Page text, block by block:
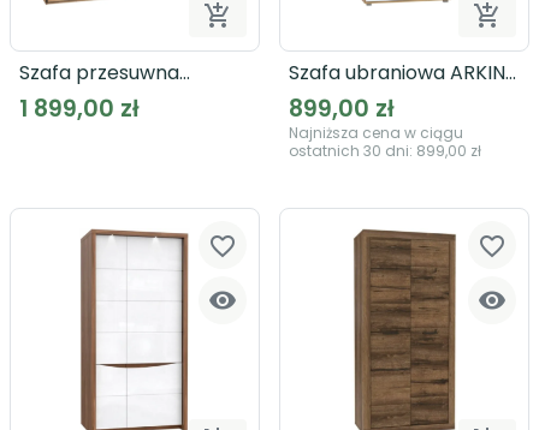

Dodaj do koszyka
Szafa przesuwna
JAKOBINA RCQS92411
1 899,00 zł

Szafa ubraniowa ARKINA
LBLS82
899,00 zł
Najniższa cena w ciągu
ostatnich 30 dni: 899,00 zł

favorite_border

favorite_border